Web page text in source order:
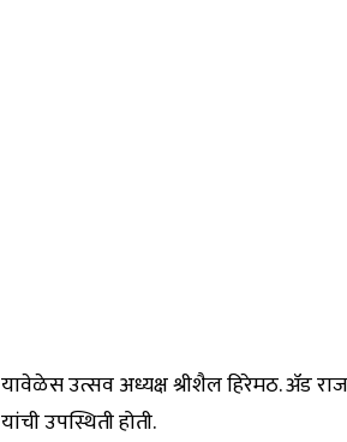
यावेळेस उत्सव अध्यक्ष श्रीशैल हिरेमठ. ॲड
यांची उपस्थिती होती.